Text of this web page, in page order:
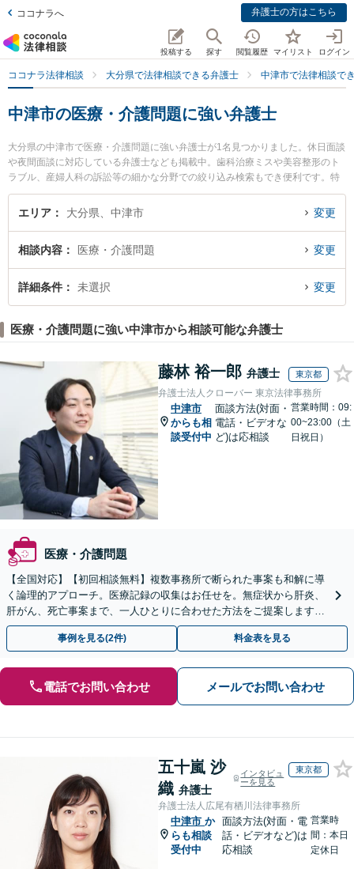
ココナラへ 弁護士の方はこちら
投稿する 探す 閲覧履歴 マイリスト ログイン
ココナラ法律相談 大分県で法律相談できる弁護士 中津市で法律相談で
中津市の医療・介護問題に強い弁護士
大分県の中津市で医療・介護問題に強い弁護士が1名見つかりました。休日面談
や夜間面談に対応している弁護士なども掲載中。歯科治療ミスや美容整形のト
ラブル、産婦人科の訴訟等の細かな分野での絞り込み検索もでき便利です。特
に神本法律事務所の神本 博雅弁護士のプロフィール情報や弁護士費用、強みな
どが注目されています。『中津市で土日や夜間に発生した医療・介護問題のト
相談できる中津市内の弁護士に相談予約したい』などでお困りの相談者さんに
おすすめです。
エリア 大分県、中津市 変更
相談内容 医療・介護問題 変更
詳細条件 未選択 変更
医療・介護問題に強い中津市から相談可能な弁護士
藤林 裕一郎 弁護士 東京都
弁護士法人クローバー 東京法律事務所
中津市
からも相
談受付中
面談方法(対面・
電話・ビデオな
ど)は応相談
営業時間：09:
00~23:00（土
日祝日）
医療・介護問題
【全国対応】【初回相談無料】複数事務所で断られた事案も和解に導
く論理的アプローチ。医療記録の収集はお任せを。無症状から肝炎、
肝がん、死亡事案まで、一人ひとりに合わせた方法をご提案します。
手続きの負担を減らし、権利を守ります。
事例を見る(2件) 料金表を見る
電話でお問い合わせ メールでお問い合わせ
五十嵐 沙
織 弁護士
インタビュ
ーを見る
東京都
弁護士法人広尾有栖川法律事務所
中津市 か
らも相談
受付中
面談方法(対面・電
話・ビデオなど)は
応相談
営業時
間：本日
定休日